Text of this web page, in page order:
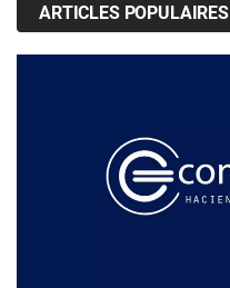
ARTICLES POPULAIRES